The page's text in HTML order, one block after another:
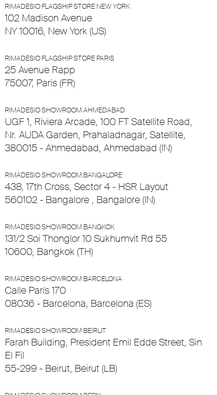
RIMADESIO FLAGSHIP STORE NEW YORK
102 Madison Avenue
NY 10016, New York (US)
RIMADESIO FLAGSHIP STORE PARIS
25 Avenue Rapp
75007, Paris (FR)
RIMADESIO SHOWROOM AHMEDABAD
UGF 1, Riviera Arcade, 100 FT Satellite Road,
Nr. AUDA Garden, Prahaladnagar, Satellite,
380015 - Ahmedabad, Ahmedabad (IN)
RIMADESIO SHOWROOM BANGALORE
438, 17th Cross, Sector 4 - HSR Layout
560102 - Bangalore , Bangalore (IN)
RIMADESIO SHOWROOM BANGKOK
131/2 Soi Thonglor 10 Sukhumvit Rd 55
10600, Bangkok (TH)
RIMADESIO SHOWROOM BARCELONA
Calle París 170
08036 - Barcelona, Barcelona (ES)
RIMADESIO SHOWROOM BEIRUT
Farah Building, President Emil Edde Street, Sin
El Fil
55-299 - Beirut, Beirut (LB)